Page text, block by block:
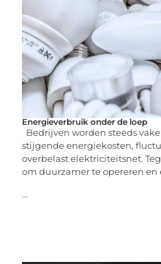
Energieverbruik onder de loep
Bedrijven worden steeds
stijgende energiekosten,
overbelast elektriciteitsnet.
om duurzamer te opereren en
...